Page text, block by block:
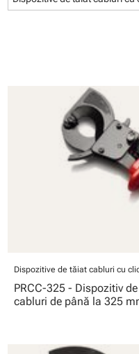
Dispozitive de tăiat cabluri cu
PRCC-325 - Dispozitiv
cabluri de până la 325